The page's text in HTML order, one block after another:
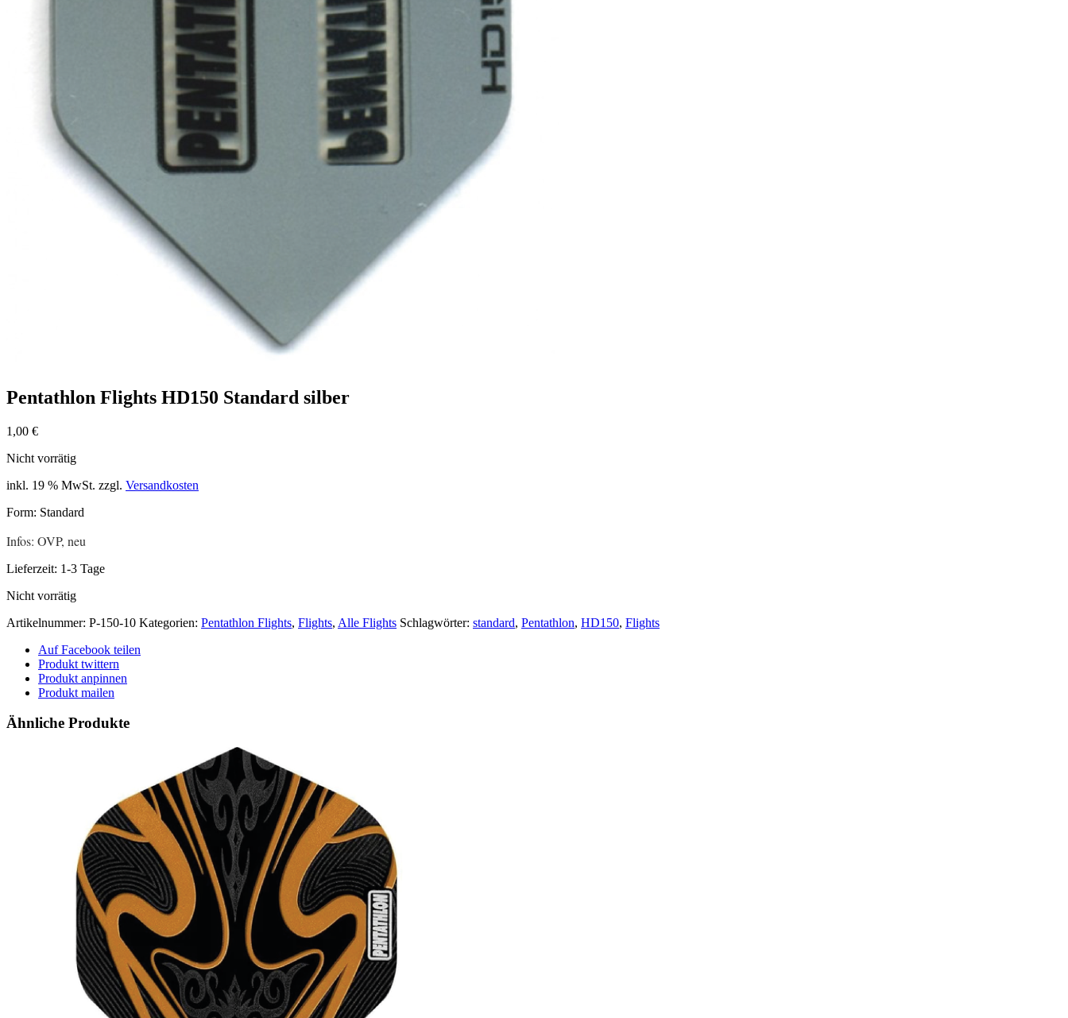
Ewige Tabellen
Warenkorb
BlaBlog
Pentathlon Flights HD150 Standard silber
1,00 €
Nicht vorrätig
inkl. 19 % MwSt. zzgl. Versandkosten
Form: Standard
Infos: OVP, neu
Lieferzeit: 1-3 Tage
Nicht vorrätig
Artikelnummer: P-150-10 Kategorien: Pentathlon Flights, Flights, Alle Flights Schlagwörter: standard, Pentathlon, HD150, Flights
Auf Facebook teilen
Produkt twittern
Produkt anpinnen
Produkt mailen
Ähnliche Produkte